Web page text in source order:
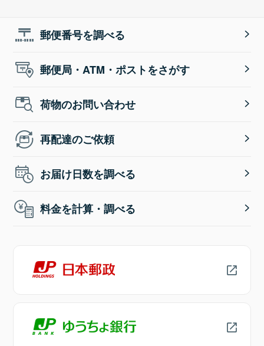
郵便番号を調べる
郵便局・ATM・ポストをさがす
荷物のお問い合わせ
再配達のご依頼
お届け日数を調べる
料金を計算・調べる